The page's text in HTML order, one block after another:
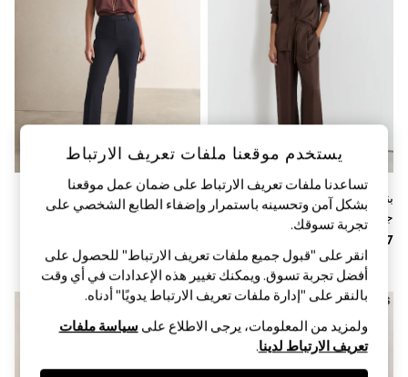
Sandals & Sliders
Jumpsuits & Playsuits
Shorts & Skirts
Sun Safe
Sun Hats & Caps
Sunglasses
Women's Holiday Shop
Women's Travel Styles
Occasionwear
Linen Collection
Tops & T-Shirts
Cover Ups & Kaftans
Sandals
Swimwear
Jumpsuits & Playsuits
Beachwear
Skirts
Trousers
Sunglasses
Sun Hats & Caps
Resort Styles
بنطلون حرير برِجل واسعة بتصميم
جاكارد Aliana من Reiss
أزرق داكن أزرق - بنطلون مخصص
للأحذية الطويلة مقاس مخصص
يستخدم موقعنا ملفات تعريف الارتباط
تساعدنا ملفات تعريف الارتباط على ضمان عمل موقعنا
بشكل آمن وتحسينه باستمرار وإضفاء الطابع الشخصي على
تجربة تسوقك.‏
انقر على "قبول جميع ملفات تعريف الارتباط" للحصول على
أفضل تجربة تسوق. ويمكنك تغيير هذه الإعدادات في أي وقت
بالنقر على "إدارة ملفات تعريف الارتباط يدويًا" أدناه.
ولمزيد من المعلومات، يرجى الاطلاع على سياسة ملفات
تعريف الارتباط لدينا.